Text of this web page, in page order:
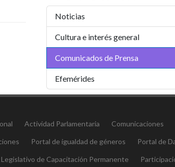
Noticias
Cultura e interés general
Comunicados de Prensa
Efemérides
Actividad Parlamentaria Comunicaciones
Portal de igualdad de géneros Portal de
de Capacitación Permanente